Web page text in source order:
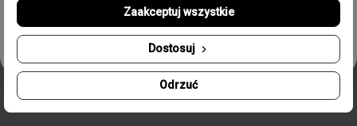
Rozmiar 16 + 2 cm
Materiał Stal, kryształy
Typ Zapięcia Klamra
Odrzuć
Dostosuj
Zaakceptuj wszystkie
Odbierz swój kupon!